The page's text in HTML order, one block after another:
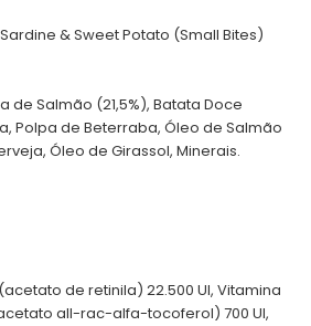
& Sweet Potato (Small Bites)
de Salmão (21,5%), Batata Doce
Polpa de Beterraba, Óleo de Salmão
Óleo de Girassol, Minerais.
de retinila) 22.500 UI, Vitamina
all-rac-alfa-tocoferol) 700 UI,